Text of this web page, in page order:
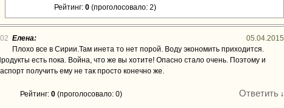
Рейтинг: 0 (проголосовало: 2)
Елена:
05.04.2015
Плохо все в Сирии.Там инета то нет порой. Воду экономить приходится.
есть пока. Война, что же вы хотите! Опасно стало очень. Поэтому и
получить ему не так просто конечно же.
Рейтинг: 0 (проголосовало: 0) Ответить ↓